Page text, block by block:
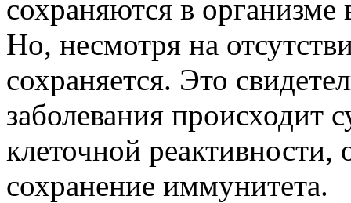
сохраняются в
Но, несмотря на
сохраняется. Это
заболевания происходит
клеточной
сохранение иммунитета.